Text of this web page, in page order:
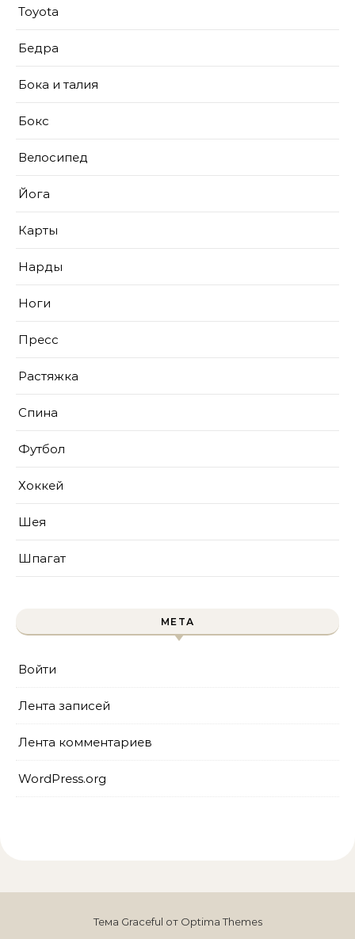
Toyota
Бедра
Бока и талия
Бокс
Велосипед
Йога
Карты
Нарды
Ноги
Пресс
Растяжка
Спина
Футбол
Хоккей
Шея
Шпагат
МЕТА
Войти
Лента записей
Лента комментариев
WordPress.org
Тема Graceful от Optima Themes